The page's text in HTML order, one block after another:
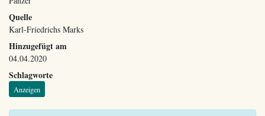
Quelle
Karl-Friedrichs Marks
Hinzugefügt am
04.04.2020
Schlagworte
Anzeigen